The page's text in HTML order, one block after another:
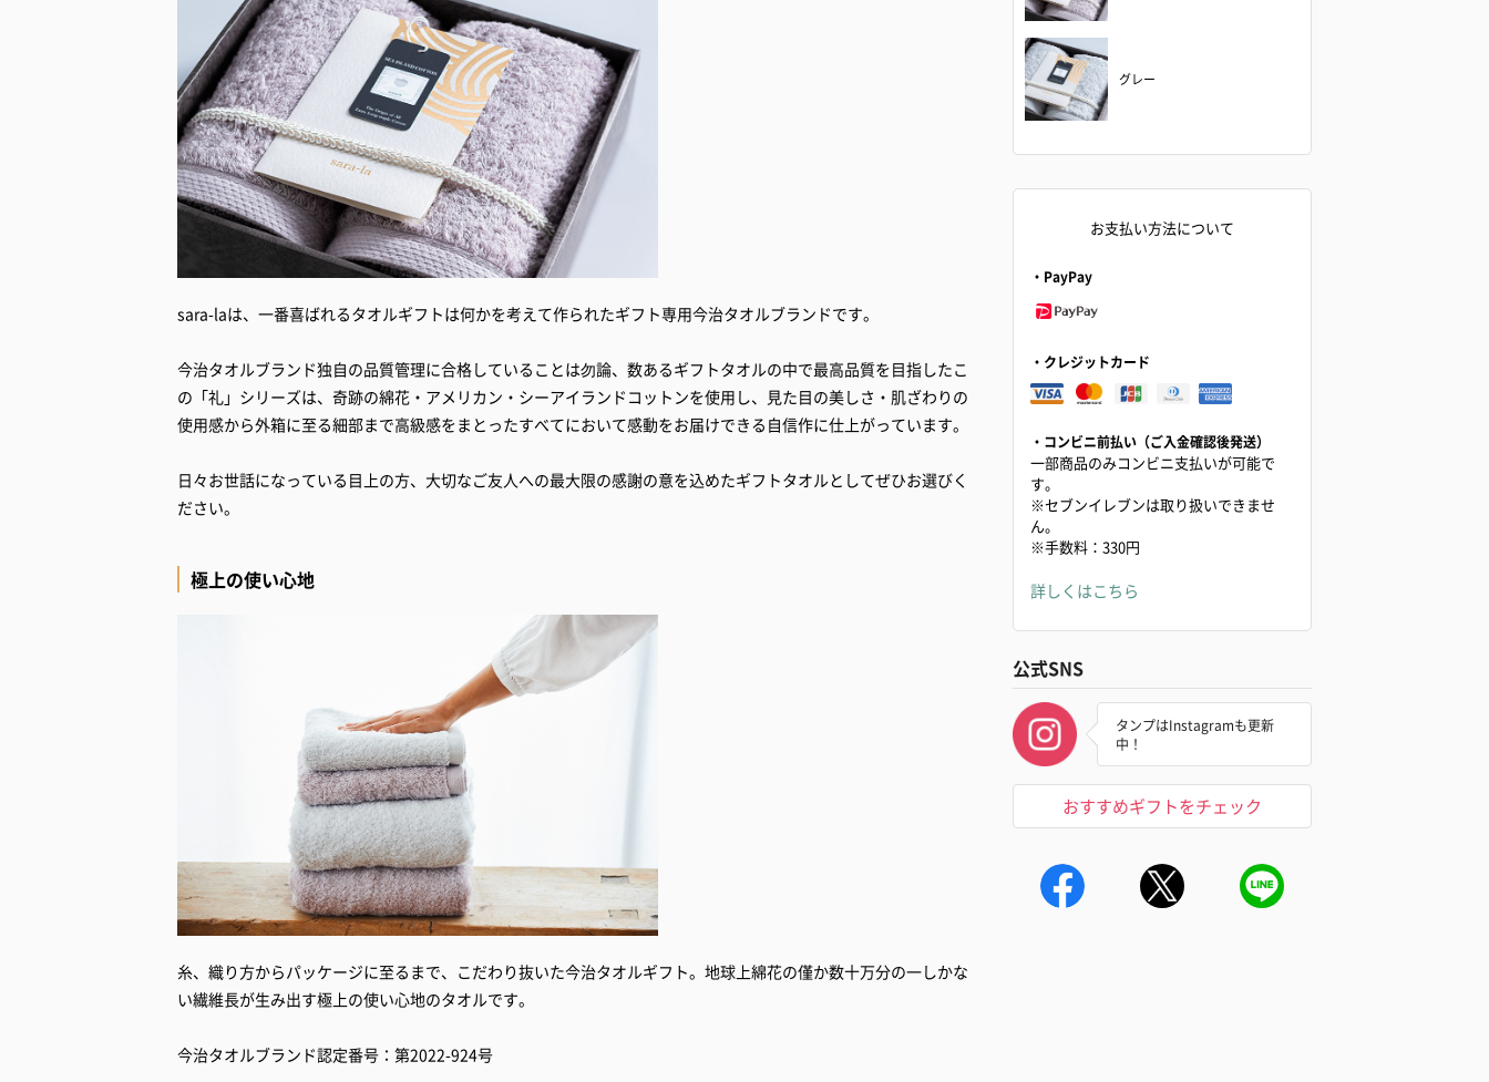
sara-laは、一番喜ばれるタオルギフトは何かを考えて作られたギフト専用今治タオルブランドです。
今治タオルブランド独自の品質管理に合格していることは勿論、数あるギフトタオルの中で最高品質を目指したこ
の「礼」シリーズは、奇跡の綿花・アメリカン・シーアイランドコットンを使用し、見た目の美しさ・肌ざわりの
使用感から外箱に至る細部まで高級感をまとったすべてにおいて感動をお届けできる自信作に仕上がっています。
日々お世話になっている目上の方、大切なご友人への最大限の感謝の意を込めたギフトタオルとしてぜひお選びく
ださい。
極上の使い心地
糸、織り方からパッケージに至るまで、こだわり抜いた今治タオルギフト。地球上綿花の僅か数十万分の一しかな
い繊維長が生み出す極上の使い心地のタオルです。
今治タオルブランド認定番号：第2022-924号
グレー
お支払い方法について
・PayPay
・クレジットカード
・コンビニ前払い（ご入金確認後発送）
一部商品のみコンビニ支払いが可能で
す。
※セブンイレブンは取り扱いできませ
ん。
※手数料：330円
詳しくはこちら
公式SNS
タンプはInstagramも更新
中！
おすすめギフトをチェック